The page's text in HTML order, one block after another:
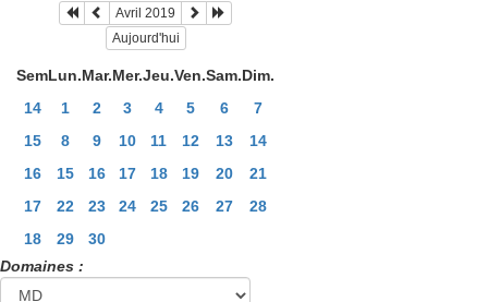
Avril 2019
Aujourd'hui
SemLun.Mar.Mer.Jeu.Ven.Sam.Dim.
14
1 2 3 4 5 6
7
15
8 9 10 11 12 13
14
16
15 16 17 18 19 20
21
17
22 23 24 25 26 27
28
18
29
30
Domaines :